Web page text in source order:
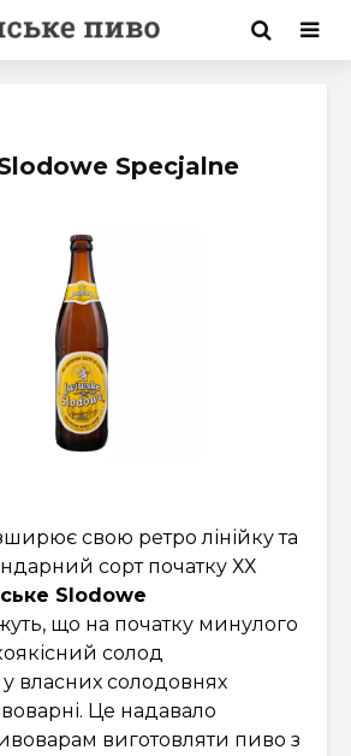
Specjalne
свою ретро лінійку та
сорт початку ХХ
Slodowe
що на початку минулого
солод
власних солодовнях
Це надавало
виготовляти пиво з